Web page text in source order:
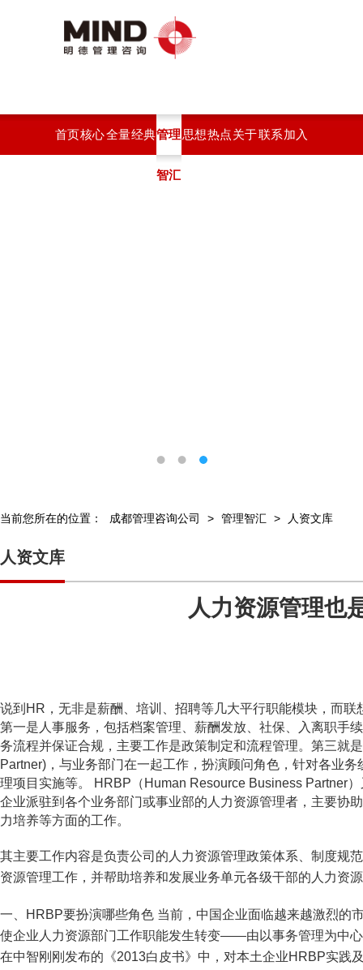
首页核心全量经典管理
智汇
思想热点关于联系加入
当前您所在的位置： 成都管理咨询公司 > 管理智汇 > 人资文库
人资文库
人力资源管理也
说到HR，无非是薪酬、培训、招聘等几大平行职能模块，而
第一是人事服务，包括档案管理、薪酬发放、社保、入离职手
务流程并保证合规，主要工作是政策制定和流程管理。第三就
Partner)，与业务部门在一起工作，扮演顾问角色，针对各业
理项目实施等。 HRBP（Human Resource Business Partner
企业派驻到各个业务部门或事业部的人力资源管理者，主要协
力培养等方面的工作。
其主要工作内容是负责公司的人力资源管理政策体系、制度规
资源管理工作，并帮助培养和发展业务单元各级干部的人力资
一、HRBP要扮演哪些角色 当前，中国企业面临越来越激烈的
使企业人力资源部门工作职能发生转变——由以事务管理为中
在中智刚刚发布的《2013白皮书》中，对本土企业HRBP实践